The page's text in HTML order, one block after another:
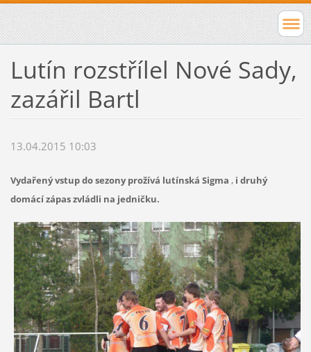
Lutín rozstřílel Nové Sady,
zazářil Bartl
13.04.2015 10:03
Vydařený vstup do sezony prožívá lutínská Sigma ,i druhý
domácí zápas zvládli na jedničku.